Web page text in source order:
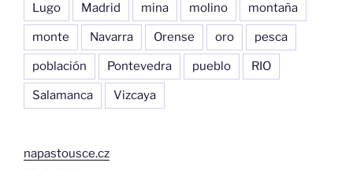
Lugo Madrid mina molino montaña
monte Navarra Orense oro pesca
población Pontevedra pueblo RIO
Salamanca Vizcaya
napastousce.cz